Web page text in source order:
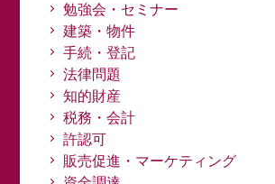
勉強会・セミナー
建築・物件
手続・登記
法律問題
知的財産
税務・会計
許認可
販売促進・マーケティング